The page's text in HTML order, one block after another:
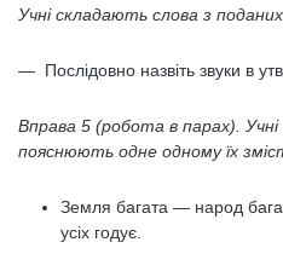
Учні складають слова з
— Послідовно назвіть звуки в
Вправа 5 (робота в парах). Учні
пояснюють одне одному їх
Земля багата — народ
усіх годує.